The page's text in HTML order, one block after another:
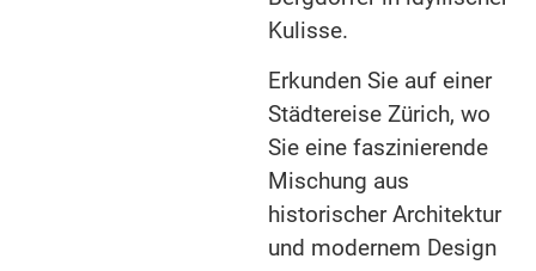
Kulisse.
Erkunden Sie auf einer
Städtereise Zürich, wo
Sie eine faszinierende
Mischung aus
historischer Architektur
und modernem Design